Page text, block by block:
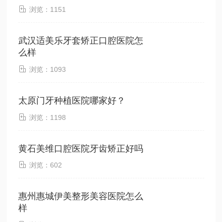
 浏览：1151
武汉适美乐牙套矫正口腔医院怎
么样
 浏览：1093
太原门牙种植医院哪家好？
 浏览：1198
黄石美维口腔医院牙齿矫正好吗
 浏览：602
惠州惠城伊美整形美容医院怎么
样